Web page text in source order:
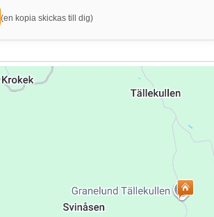
(en kopia skickas till dig)